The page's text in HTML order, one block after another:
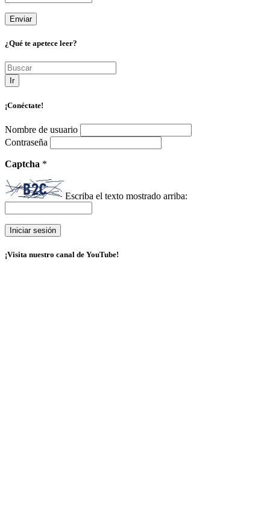
¿Qué te apetece leer?
Ir
¡Conéctate!
Nombre de usuario
Contraseña
Captcha *
Escriba el texto mostrado arriba:
¡Visita nuestro canal de YouTube!